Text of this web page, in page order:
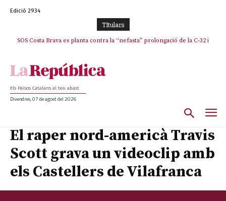
Edició 2934
TItulars
SOS Costa Brava es planta contra la “nefasta” prolongació de la C-32 i
Els Països Catalans al teu abast
Divendres, 07 de agost del 2026
El raper nord-americà Travis
Scott grava un videoclip amb
els Castellers de Vilafranca